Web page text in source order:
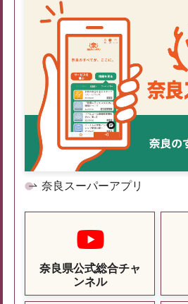
奈良スーパーアプリ
奈良県公式総合チャ
ンネル